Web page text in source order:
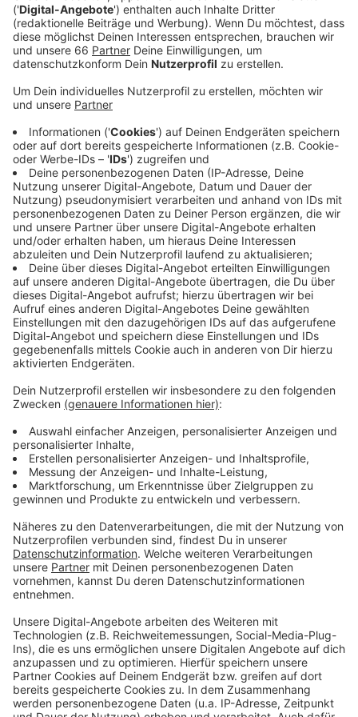
mitgeteilt.
Veröffentlicht:Mittwoch, 20.01.2021 05:57
Als Grund nennt das Land von BioNTech mitgeteilte
geänderte Liefermengen. Diese machten eine
Änderung der Impfplanung erforderlich. Demnach
bekommen die Krankenhäuser und
Pflegeeinrichtungen, die den Impfstoff von BioNTech
verwenden, zunächst keine weiteren Dosen geliefert.
Alle Impfungen, die ab heute (Mittwoch, 20. Januar
2021) geplant waren, fallen aus. Bis Ende Januar sollen
nur noch Menschen geimpft werden, die ihre zweite
Spritze bekommen. Erst ab dem 1. Februar können
wieder Erstimpfungen in den Kliniken und
Pflegeeinrichtungen stattfinden.
Weitere Infos
Anzeige
ersticken
Kommende Woche vorübergehend weniger
Biontech-Impfstoff
Anzeige